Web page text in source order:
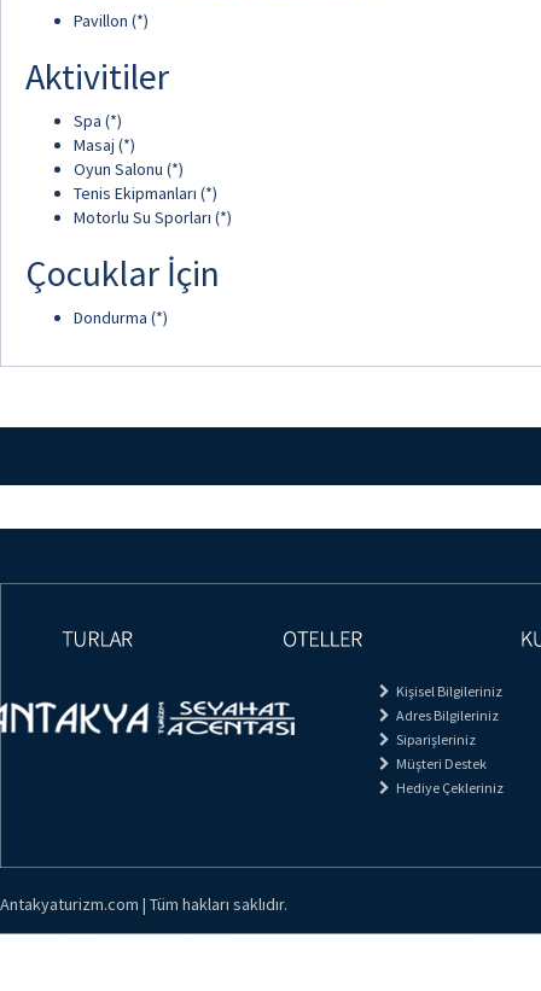
Pavillon (*)
Aktivitiler
Spa (*)
Masaj (*)
Oyun Salonu (*)
Tenis Ekipmanları (*)
Motorlu Su Sporları (*)
Çocuklar İçin
Dondurma (*)
Kişisel Bilgileriniz
Adres Bilgileriniz
Siparişleriniz
Müşteri Destek
Hediye Çekleriniz
Antakyaturizm.com | Tüm hakları saklıdır.